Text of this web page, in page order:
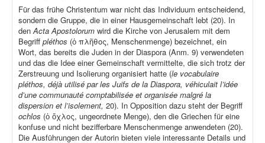
Für das frühe Christentum war nicht das Individuum entscheidend,
sondern die Gruppe, die in einer Hausgemeinschaft lebt (20). In
denActa Apostolorum wird die Kirche von Jerusalem mit dem
Begriff pléthos (ὁ πλῆθος, Menschenmenge) bezeichnet, ein
Wort, das bereits die Juden in der Diaspora (Anm. 9) verwendeten
und das die Idee einer Gemeinschaft vermittelte, die sich trotz der
Zerstreuung und Isolierung organisiert hatte (le vocabulaire
pléthos, déjà utilisé par les Juifs de la Diaspora, véhiculait l’idée
d’une communauté comptabilisée et organisée malgré la
dispersion et l’isolement, 20). In Opposition dazu steht der Begriff
ochlos (ὁ ὄχλος, ungeordnete Menge), den die Griechen für eine
konfuse und nicht bezifferbare Menschenmenge anwendeten (20).
Die Ausführungen der Autorin bieten viele interessante Details und